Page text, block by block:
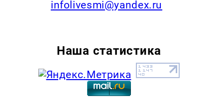
infolivesmi@yandex.ru
Наша статистика